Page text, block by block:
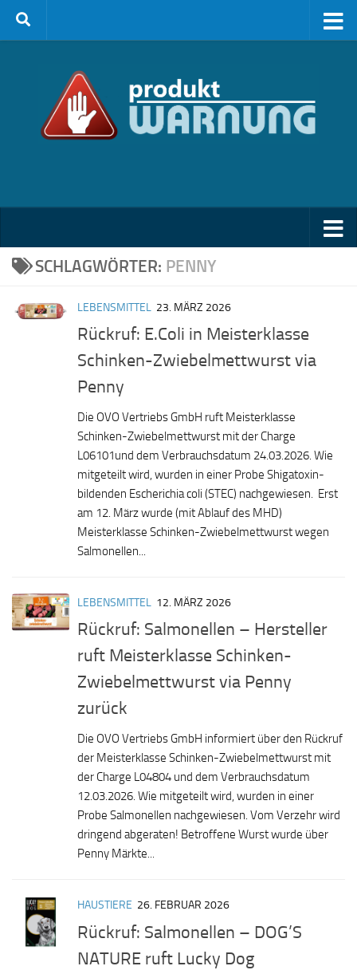
Zum Inhalt springen
SCHLAGWÖRTER: PENNY
LEBENSMITTEL 23. MÄRZ 2026
Rückruf: E.Coli in Meisterklasse
Schinken-Zwiebelmettwurst via
Penny
Die OVO Vertriebs GmbH ruft Meisterklasse
Schinken-Zwiebelmettwurst mit der Charge
L06101und dem Verbrauchsdatum 24.03.2026. Wie
mitgeteilt wird, wurden in einer Probe Shigatoxin-
bildenden Escherichia coli (STEC) nachgewiesen. Erst
am 12. März wurde (mit Ablauf des MHD)
Meisterklasse Schinken-Zwiebelmettwurst wegen
Salmonellen...
LEBENSMITTEL 12. MÄRZ 2026
Rückruf: Salmonellen – Hersteller
ruft Meisterklasse Schinken-
Zwiebelmettwurst via Penny
zurück
Die OVO Vertriebs GmbH informiert über den Rückruf
der Meisterklasse Schinken-Zwiebelmettwurst mit
der Charge L04804 und dem Verbrauchsdatum
12.03.2026. Wie mitgeteilt wird, wurden in einer
Probe Salmonellen nachgewiesen. Vom Verzehr wird
dringend abgeraten! Betroffene Wurst wurde über
Penny Märkte...
HAUSTIERE 26. FEBRUAR 2026
Rückruf: Salmonellen – DOG’S
NATURE ruft Lucky Dog